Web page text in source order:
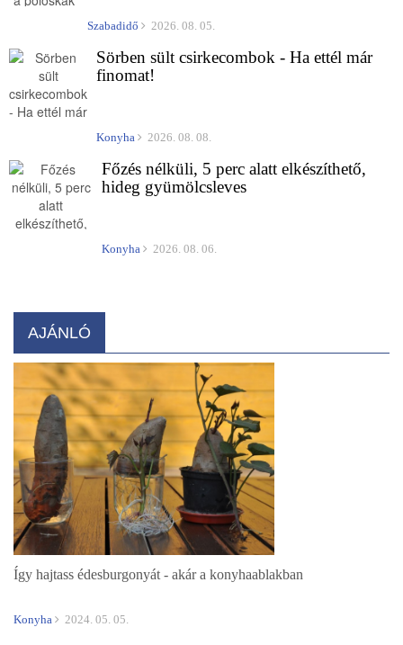
Szabadidő 2026. 08. 05.
Sörben sült csirkecombok - Ha ettél már
finomat!
Konyha 2026. 08. 08.
Főzés nélküli, 5 perc alatt elkészíthető,
hideg gyümölcsleves
Konyha 2026. 08. 06.
AJÁNLÓ
Így hajtass édesburgonyát - akár a konyhaablakban
Konyha 2024. 05. 05.